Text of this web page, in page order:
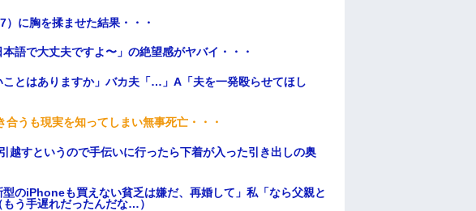
に胸を揉ませた結果・・・
語で大丈夫ですよ〜」の絶望感がヤバイ・・・
とはありますか」バカ夫「…」A「夫を一発殴らせてほし
うも現実を知ってしまい無事死亡・・・
越すというので手伝いに行ったら下着が入った引き出しの奥
のiPhoneも買えない貧乏は嫌だ、再婚して」私「なら父親と
う手遅れだったんだな…）